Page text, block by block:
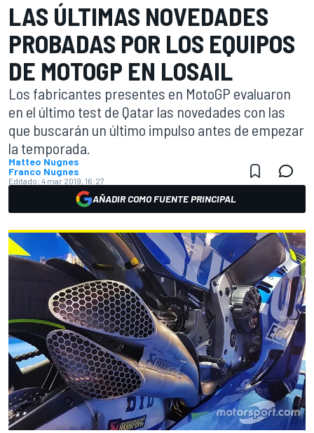
LAS ÚLTIMAS NOVEDADES
PROBADAS POR LOS EQUIPOS
DE MOTOGP EN LOSAIL
Los fabricantes presentes en MotoGP evaluaron
en el último test de Qatar las novedades con las
que buscarán un último impulso antes de empezar
la temporada.
Matteo Nugnes
Franco Nugnes
Editado: 4 mar 2019, 16:27
AÑADIR COMO FUENTE PRINCIPAL